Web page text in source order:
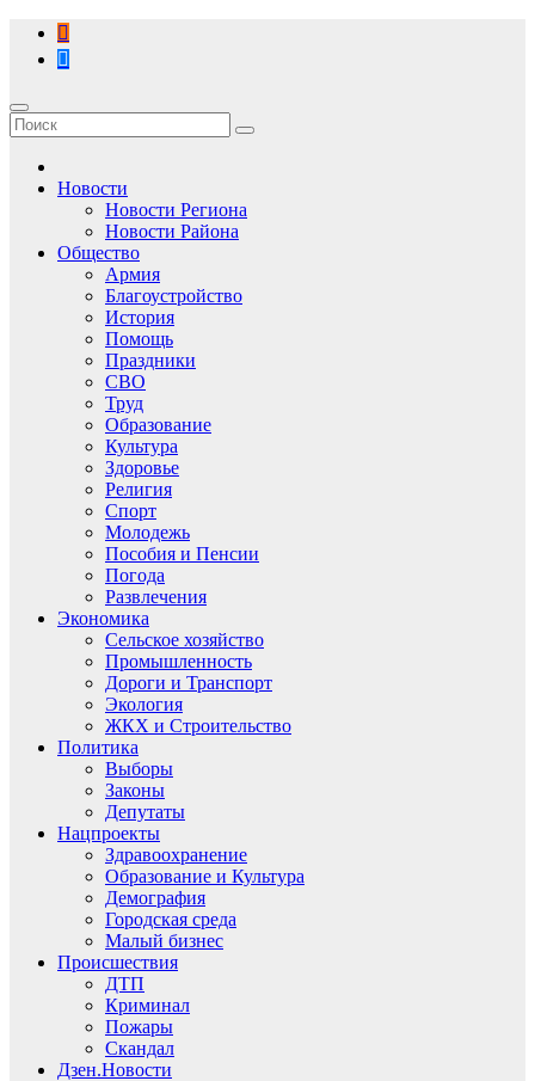
Перейти
содержимому
Новости
Новости Региона
Новости Района
Общество
Армия
Благоустройство
История
Помощь
Праздники
СВО
Труд
Образование
Культура
Здоровье
Религия
Спорт
Молодежь
Пособия и Пенсии
Погода
Развлечения
Экономика
Сельское хозяйство
Промышленность
Дороги и Транспорт
Экология
ЖКХ и Строительство
Политика
Выборы
Законы
Депутаты
Нацпроекты
Здравоохранение
Образование и Культура
Демография
Городская среда
Малый бизнес
Происшествия
ДТП
Криминал
Пожары
Скандал
Дзен.Новости